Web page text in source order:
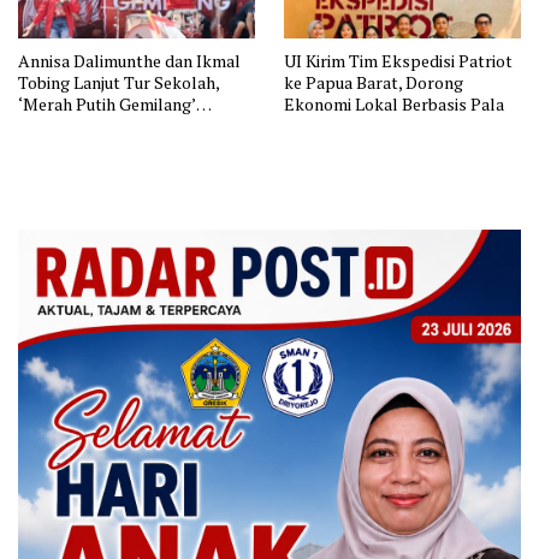
Annisa Dalimunthe dan Ikmal
Tobing Lanjut Tur Sekolah,
‘Merah Putih Gemilang’
UI Kirim Tim Ekspedisi Patriot
ke Papua Barat, Dorong
Ekonomi Lokal Berbasis Pala